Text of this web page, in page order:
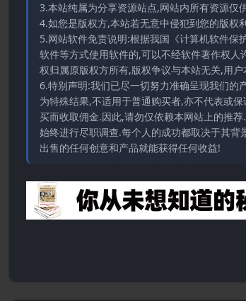
3.本站纯属为分享资源站点,网站内所有资源仅
4.如您是版权方,本站若无意中侵犯到您的版
5.网站软件免责说明:根据我国《计算机软件保
软件等方式使用软件的,可以不经软件著作权
权归属原版权方所有,版权争议与本站无关,用
6.特别声明:我们已尽一切努力准确呈现我们的
为特殊结果,不适用于普通购买者,亦不代表或
买而收取佣金.因此,请勿仅依赖本网站上的推
始终进行尽职调查.每个人的成功都取决于其
出售的任何创意和产品就能获得任何收益!